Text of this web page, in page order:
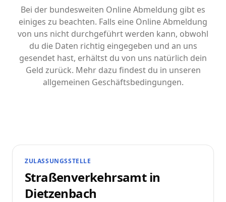
Bei der bundesweiten Online Abmeldung gibt es
einiges zu beachten. Falls eine Online Abmeldung
von uns nicht durchgeführt werden kann, obwohl
du die Daten richtig eingegeben und an uns
gesendet hast, erhältst du von uns natürlich dein
Geld zurück. Mehr dazu findest du in unseren
allgemeinen Geschäftsbedingungen.
ZULASSUNGSSTELLE
Straßenverkehrsamt in
Dietzenbach